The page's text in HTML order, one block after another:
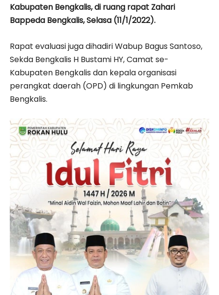
Kabupaten Bengkalis, di ruang rapat Zahari
Bappeda Bengkalis, Selasa (11/1/2022).
Rapat evaluasi juga dihadiri Wabup Bagus Santoso,
Sekda Bengkalis H Bustami HY, Camat se-
Kabupaten Bengkalis dan kepala organisasi
perangkat daerah (OPD) di lingkungan Pemkab
Bengkalis.